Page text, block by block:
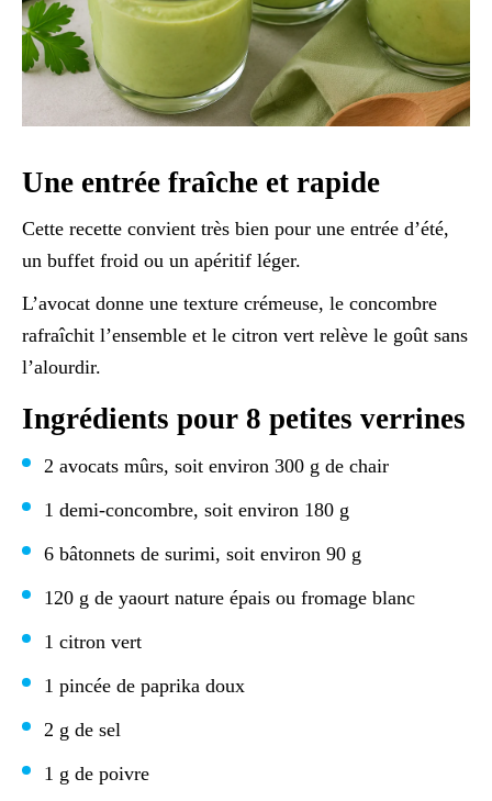
Une entrée fraîche et rapide
Cette recette convient très bien pour une entrée d’été,
un buffet froid ou un apéritif léger.
L’avocat donne une texture crémeuse, le concombre
rafraîchit l’ensemble et le citron vert relève le goût sans
l’alourdir.
Ingrédients pour 8 petites verrines
2 avocats mûrs, soit environ 300 g de chair
1 demi-concombre, soit environ 180 g
6 bâtonnets de surimi, soit environ 90 g
120 g de yaourt nature épais ou fromage blanc
1 citron vert
1 pincée de paprika doux
2 g de sel
1 g de poivre